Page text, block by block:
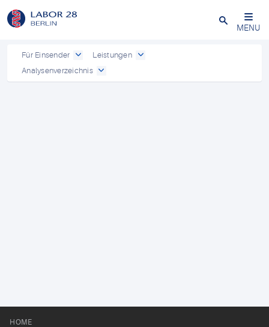
Schließen
MENU
Für Einsender
Leistungen
Analysenverzeichnis
HOME